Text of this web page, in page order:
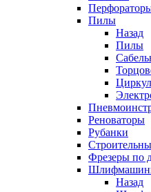
Пилы
Назад
Пилы
Реноваторы
Рубанки
Фрезеры по
Назад